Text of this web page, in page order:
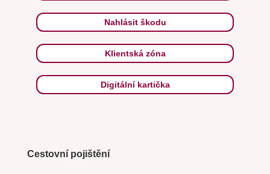
Nahlásit škodu
Klientská zóna
Digitální kartička
Cestovní pojištění